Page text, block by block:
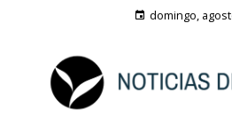
domingo,